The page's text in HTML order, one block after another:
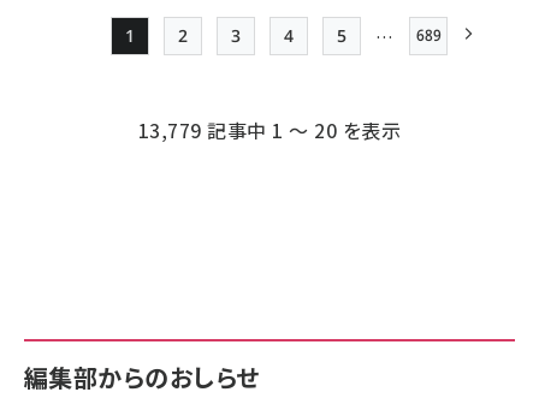
ジ
Page
1
Page
2
Page
3
Page
4
Page
5 … 689
13,779 記事中 1 ～ 20 を表示
編集部からのおしらせ